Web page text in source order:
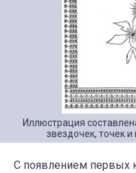
Иллюстрация
звездочек, точек
С появлением первых